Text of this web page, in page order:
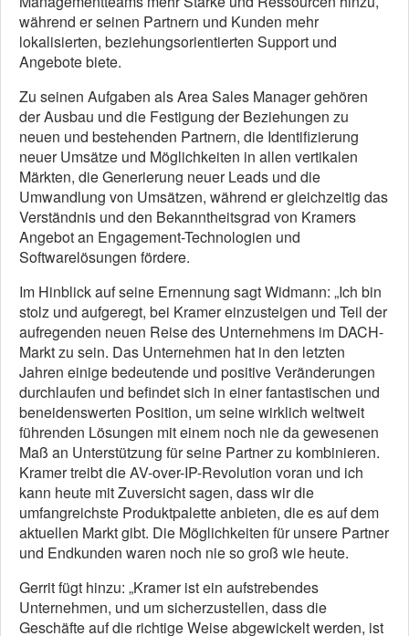
während er seinen Partnern und Kunden mehr
lokalisierten, beziehungsorientierten Support und
Angebote biete.
Zu seinen Aufgaben als Area Sales Manager gehören
der Ausbau und die Festigung der Beziehungen zu
neuen und bestehenden Partnern, die Identifizierung
neuer Umsätze und Möglichkeiten in allen vertikalen
Märkten, die Generierung neuer Leads und die
Umwandlung von Umsätzen, während er gleichzeitig das
Verständnis und den Bekanntheitsgrad von Kramers
Angebot an Engagement-Technologien und
Softwarelösungen fördere.
Im Hinblick auf seine Ernennung sagt Widmann: „Ich bin
stolz und aufgeregt, bei Kramer einzusteigen und Teil der
aufregenden neuen Reise des Unternehmens im DACH-
Markt zu sein. Das Unternehmen hat in den letzten
Jahren einige bedeutende und positive Veränderungen
durchlaufen und befindet sich in einer fantastischen und
beneidenswerten Position, um seine wirklich weltweit
führenden Lösungen mit einem noch nie da gewesenen
Maß an Unterstützung für seine Partner zu kombinieren.
Kramer treibt die AV-over-IP-Revolution voran und ich
kann heute mit Zuversicht sagen, dass wir die
umfangreichste Produktpalette anbieten, die es auf dem
aktuellen Markt gibt. Die Möglichkeiten für unsere Partner
und Endkunden waren noch nie so groß wie heute.
Gerrit fügt hinzu: „Kramer ist ein aufstrebendes
Unternehmen, und um sicherzustellen, dass die
Geschäfte auf die richtige Weise abgewickelt werden, ist